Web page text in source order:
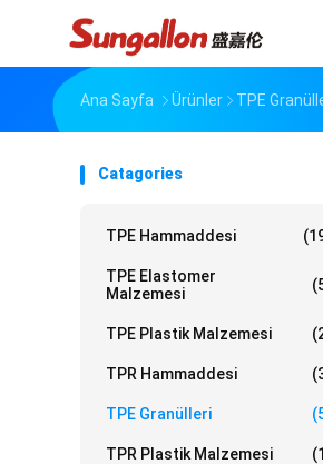
Ana Sayfa Ürünler TPE
Catagories
TPE Hammaddesi
TPE Elastomer
Malzemesi
TPE Plastik Malzemesi
TPR Hammaddesi
TPE Granülleri
TPR Plastik Malzemesi